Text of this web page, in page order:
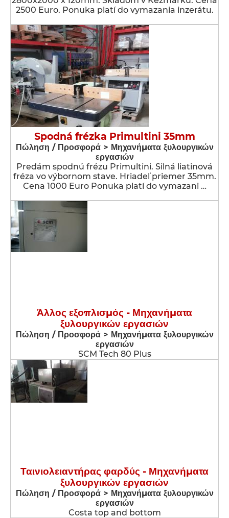
2500 Euro. Ponuka platí do vymazania inzerátu.
Spodná frézka Primultini 35mm
Πώληση / Προσφορά > Μηχανήματα ξυλουργικών
εργασιών
Predám spodnú frézu Primultini. Silná liatinová
fréza vo výbornom stave. Hriadeľ priemer 35mm.
Cena 1000 Euro Ponuka platí do vymazani …
Άλλος εξοπλισμός - Μηχανήματα
ξυλουργικών εργασιών
Πώληση / Προσφορά > Μηχανήματα ξυλουργικών
εργασιών
SCM Tech 80 Plus
Ταινιολειαντήρας φαρδύς - Μηχανήματα
ξυλουργικών εργασιών
Πώληση / Προσφορά > Μηχανήματα ξυλουργικών
εργασιών
Costa top and bottom